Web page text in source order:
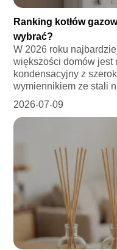
Ranking kotłów
wybrać?
W 2026 roku
większości domów jest
kondensacyjny z
wymiennikiem ze stali
2026-07-09